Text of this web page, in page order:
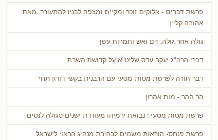
פרשת דברים - אלוקים זוכר ומקיים ומצפה לבניו להתעורר. מאת:
אהובה קליין
גולה אחר גולה, דם ואש ותמרות עשן
דברי הרה"ג יעקב עדס שליט"א על קדושת השבת
דבר תורה לפרשת מטות-מסעי עם הרבנית בקשי דורון תחי'
הר ההר - מות אהרון
פרשת מטות מסעי : נבואת ירמיהו מעוררת ישנים סגולה לנסים
פרשת פנחס- הוראות משמים לבחירת מנהיג הראוי לישראל